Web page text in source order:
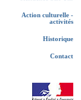
Action culturelle -
activités
Historique
Contact